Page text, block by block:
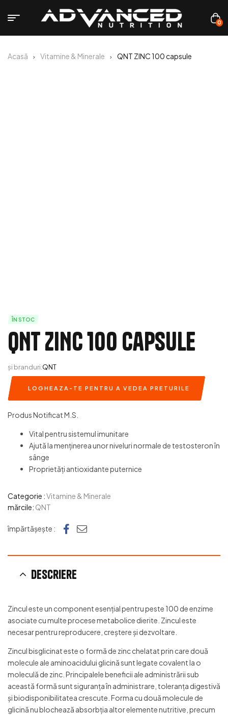
0
Acasă Vitamine & Minerale QNT ZINC 100 capsule
ÎN STOC
QNT ZINC 100 capsule
și branduri:QNT
LOGHEAZA-TE PENTRU A VEDEA PRETURILE
Produs Notificat M.S.
Vital pentru sistemul imunitare
Ajută la menținerea unor niveluri normale de testosteron în
sânge
Proprietăți antioxidante puternice
Categorie :Vitamine & Minerale
mărcile: QNT
împărtășește : Facebook
e-mail
Descriere
Zincul este un component esențial pentru peste 100 de enzime
asociate cu multe procese metabolice dierite. Zincul este
necesar pentru reproducere, creștere și dezvoltare.
Zincul bisglicinat este o formă de zinc chelatat prin care două
molecule ale aminoacidului glicină sunt legate covalent la o
moleculă de zinc. Principalele beneficii ale administrării sub
această formă sunt siguranța în administrare, toleranța digestivă
și biodisponibilitatea crescute. Forma cu două molecule de
glicină nu blochează absorbția altor elemente nutritive, precum